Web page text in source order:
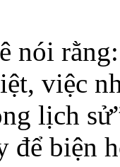
nói
việc
lịch
để biện